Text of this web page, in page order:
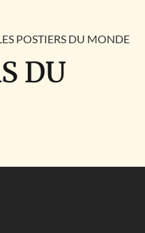
POSTIERS DU MONDE
DU